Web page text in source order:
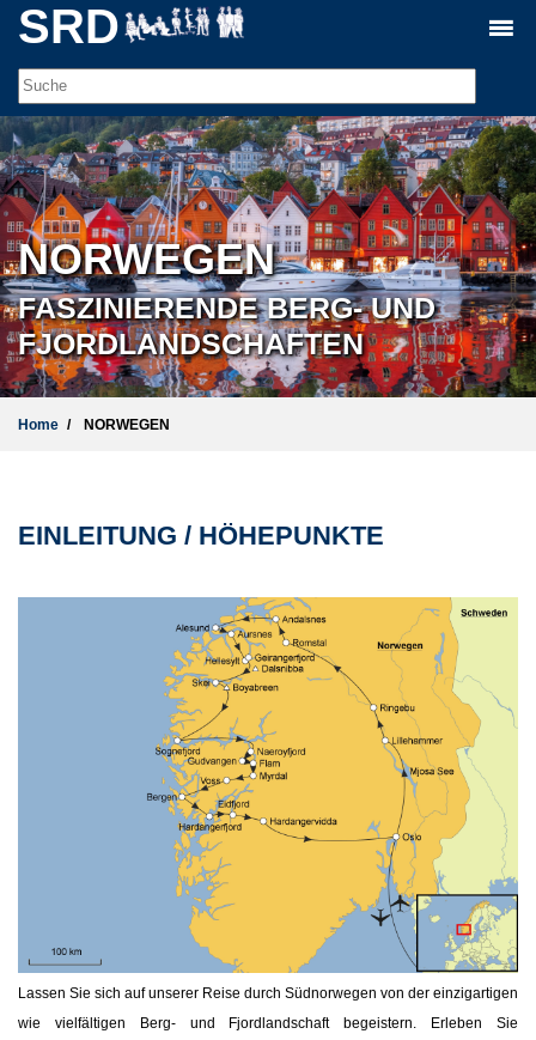
SRD
NORWEGEN
FASZINIERENDE BERG- UND
FJORDLANDSCHAFTEN
Home NORWEGEN
EINLEITUNG / HÖHEPUNKTE
Lassen Sie sich auf unserer Reise durch Südnorwegen von der einzigartigen
wie vielfältigen Berg- und Fjordlandschaft begeistern. Erleben Sie